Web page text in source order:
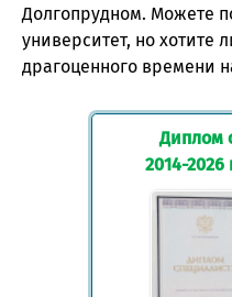
Долгопрудном. Можете
университет, но хотите
драгоценного времени
Диплом
2014-